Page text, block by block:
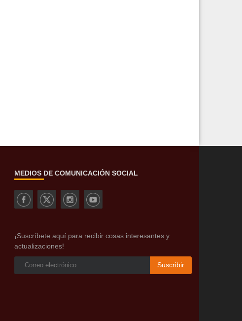
MEDIOS DE COMUNICACIÓN SOCIAL
¡Suscríbete aquí para recibir cosas interesantes y
actualizaciones!
Suscribir